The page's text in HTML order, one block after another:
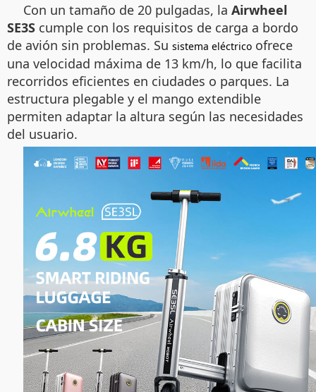
Con un tamaño de 20 pulgadas, la Airwheel
SE3S cumple con los requisitos de carga a bordo
de avión sin problemas. Su sistema eléctrico ofrece
una velocidad máxima de 13 km/h, lo que facilita
recorridos eficientes en ciudades o parques. La
estructura plegable y el mango extendible
permiten adaptar la altura según las necesidades
del usuario.